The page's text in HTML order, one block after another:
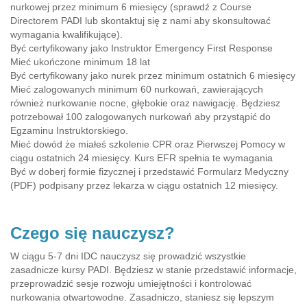
nurkowej przez minimum 6 miesięcy (sprawdź z Course
Directorem PADI lub skontaktuj się z nami aby skonsultować
wymagania kwalifikujące).
Być certyfikowany jako Instruktor Emergency First Response
Mieć ukończone minimum 18 lat
Być certyfikowany jako nurek przez minimum ostatnich 6 miesięcy
Mieć zalogowanych minimum 60 nurkowań, zawierających
również nurkowanie nocne, głębokie oraz nawigację. Będziesz
potrzebował 100 zalogowanych nurkowań aby przystąpić do
Egzaminu Instruktorskiego.
Mieć dowód że miałeś szkolenie CPR oraz Pierwszej Pomocy w
ciągu ostatnich 24 miesięcy. Kurs EFR spełnia te wymagania
Być w doberj formie fizycznej i przedstawić Formularz Medyczny
(PDF) podpisany przez lekarza w ciągu ostatnich 12 miesięcy.
Czego się nauczysz?
W ciągu 5-7 dni IDC nauczysz się prowadzić wszystkie
zasadnicze kursy PADI. Będziesz w stanie przedstawić informacje,
przeprowadzić sesje rozwoju umiejętności i kontrolować
nurkowania otwartowodne. Zasadniczo, staniesz się lepszym